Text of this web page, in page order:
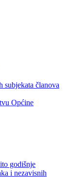
subjekata članova
Općine
godišnje
i nezavisnih